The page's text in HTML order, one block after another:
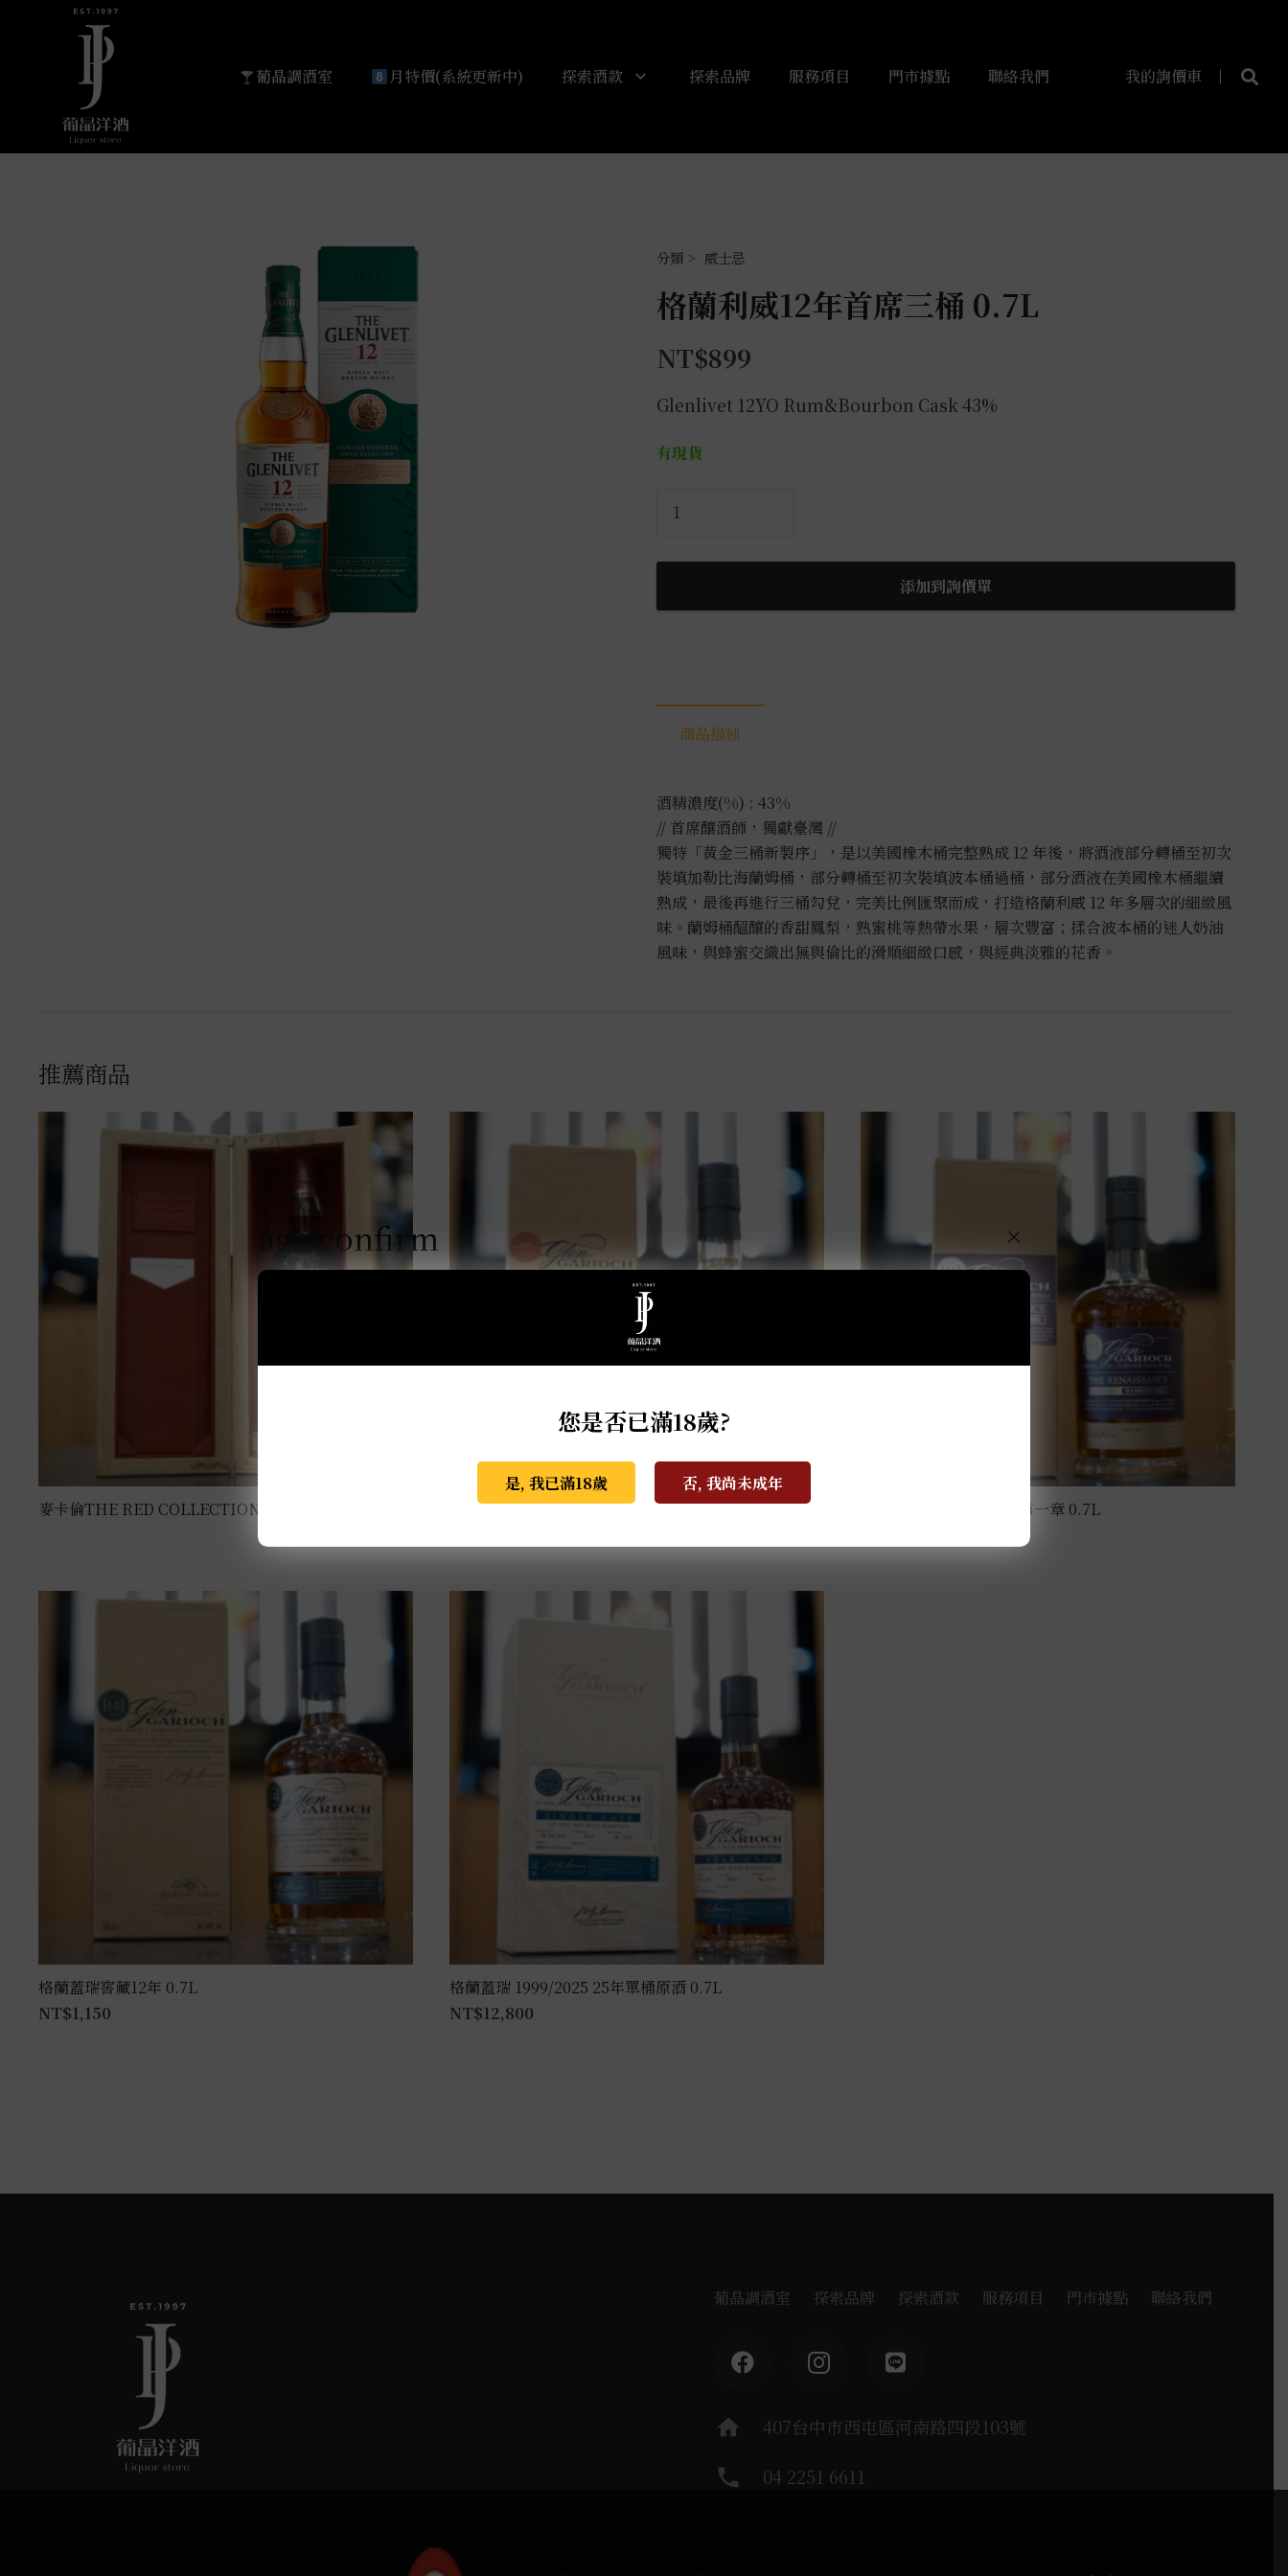
葡晶調酒室 月特價(系統更新中) 探索酒款 探索品牌 服務項目 門市據點 聯絡我們 我的詢價車
威士忌
格蘭利威12年首席三桶 0.7L
NT$899
Glenlivet 12YO Rum&Bourbon Cask 43%
有現貨
三
量
添加到詢價單
商品描述
酒精濃度(%) : 43%
// 首席釀酒師，獨獻臺灣 //
獨特「黃金三桶新製序」，是以美國橡木桶完整熟成 12 年後，將酒液部分轉桶至初次
裝填加勒比海蘭姆桶，部分轉桶至初次裝填波本桶過桶，部分酒液在美國橡木桶繼續
熟成，最後再進行三桶勾兌，完美比例匯聚而成，打造格蘭利威 12 年多層次的細緻風
味。蘭姆桶醞釀的香甜鳳梨，熟蜜桃等熱帶水果，層次豐富；揉合波本桶的迷人奶油
風味，與蜂蜜交織出無與倫比的滑順細緻口感，與經典淡雅的花香。
推薦商品
麥卡倫THE RED COLLECTION 50年 0.7L
格蘭蓋瑞典藏特級單一麥芽威士忌 0.7L
格蘭蓋瑞15年 文藝復興第一章 0.7L
格蘭蓋瑞窖藏12年 0.7L
NT$1,150
格蘭蓋瑞 1999/2025 25年單桶原酒 0.7L
NT$12,800
葡晶調酒室 探索品牌 探索酒款 服務項目 門市據點 聯絡我們
home 407台中市西屯區河南路四段103號
phone 04 2251 6611
age confirm
您是否已滿18歲?
是, 我已滿18歲 否, 我尚未成年
×